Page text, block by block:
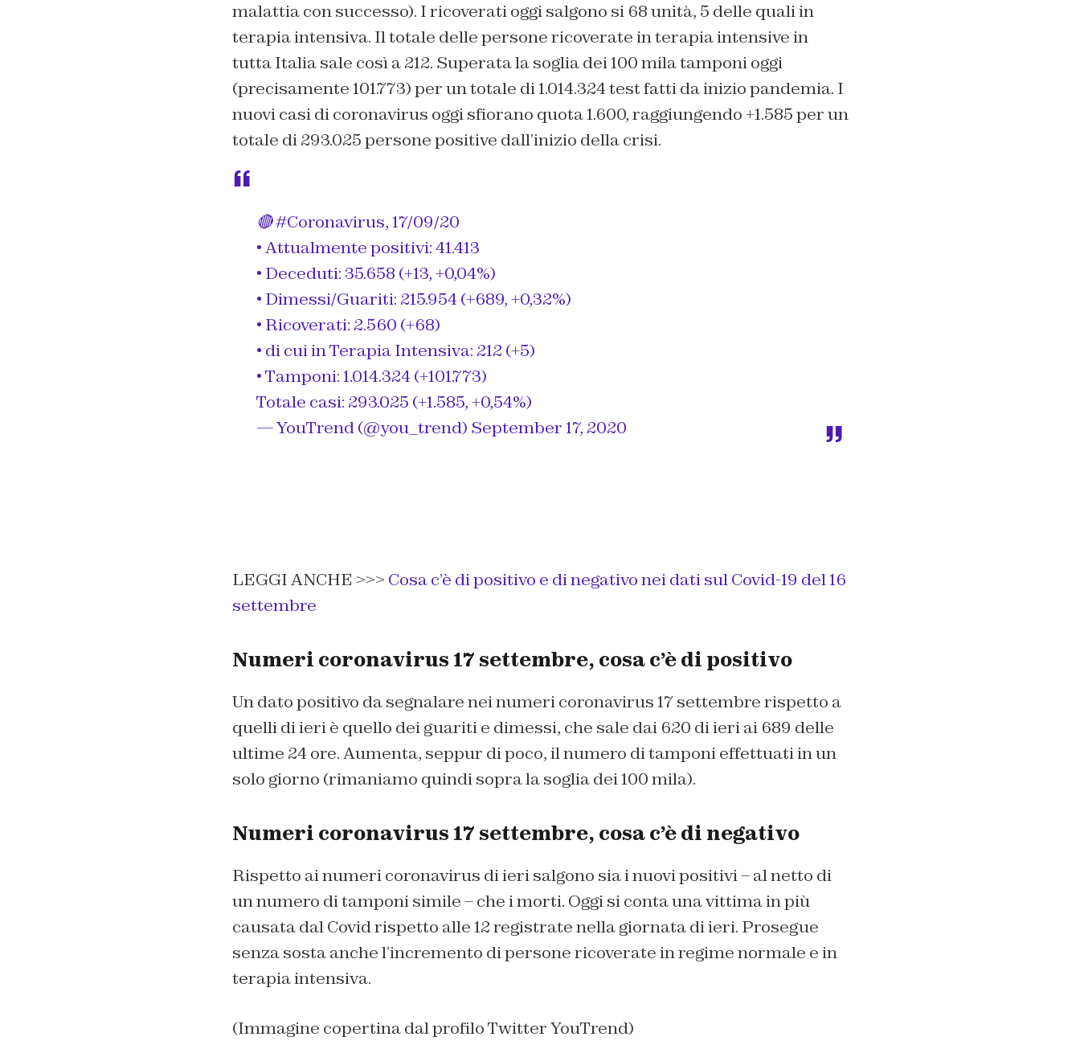
malattia con successo). I ricoverati oggi salgono si 68 unità, 5 delle quali in
terapia intensiva. Il totale delle persone ricoverate in terapia intensive in
tutta Italia sale così a 212. Superata la soglia dei 100 mila tamponi oggi
(precisamente 101.773) per un totale di 1.014.324 test fatti da inizio pandemia. I
nuovi casi di coronavirus oggi sfiorano quota 1.600, raggiungendo +1.585 per un
totale di 293.025 persone positive dall’inizio della crisi.
🔴#Coronavirus, 17/09/20
• Attualmente positivi: 41.413
• Deceduti: 35.658 (+13, +0,04%)
• Dimessi/Guariti: 215.954 (+689, +0,32%)
• Ricoverati: 2.560 (+68)
• di cui in Terapia Intensiva: 212 (+5)
• Tamponi: 1.014.324 (+101.773)
Totale casi: 293.025 (+1.585, +0,54%)
— YouTrend (@you_trend) September 17, 2020
LEGGI ANCHE >>> Cosa c’è di positivo e di negativo nei dati sul Covid-19 del 16
settembre
Numeri coronavirus 17 settembre, cosa c’è di positivo
Un dato positivo da segnalare nei numeri coronavirus 17 settembre rispetto a
quelli di ieri è quello dei guariti e dimessi, che sale dai 620 di ieri ai 689 delle
ultime 24 ore. Aumenta, seppur di poco, il numero di tamponi effettuati in un
solo giorno (rimaniamo quindi sopra la soglia dei 100 mila).
Numeri coronavirus 17 settembre, cosa c’è di negativo
Rispetto ai numeri coronavirus di ieri salgono sia i nuovi positivi – al netto di
un numero di tamponi simile – che i morti. Oggi si conta una vittima in più
causata dal Covid rispetto alle 12 registrate nella giornata di ieri. Prosegue
senza sosta anche l’incremento di persone ricoverate in regime normale e in
terapia intensiva.
(Immagine copertina dal profilo Twitter YouTrend)